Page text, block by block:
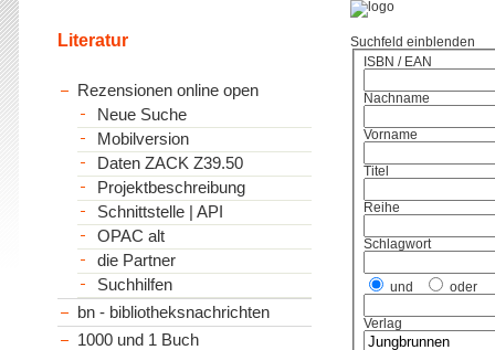
Suchfeld einblenden
ISBN / EAN
Nachname
Vorname
Titel
Reihe
Schlagwort
und oder
Verlag
Literatur
Rezensionen online open
Neue Suche
Mobilversion
Daten ZACK Z39.50
Projektbeschreibung
Schnittstelle | API
OPAC alt
die Partner
Suchhilfen
bn - bibliotheksnachrichten
1000 und 1 Buch